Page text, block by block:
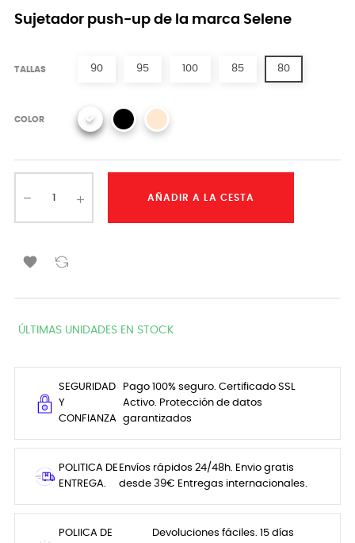
Sujetador push-up de la marca Selene
TALLAS 90 95 100 85 80
COLOR
AÑADIR A LA CESTA

ÚLTIMAS UNIDADES EN STOCK
SEGURIDAD
Y
CONFIANZA
Pago 100% seguro. Certificado SSL
Activo. Protección de datos
garantizados
POLITICA DE
ENTREGA.
Envíos rápidos 24/48h. Envio gratis
desde 39€ Entregas internacionales.
POLIICA DE
Devoluciones fáciles. 15 días